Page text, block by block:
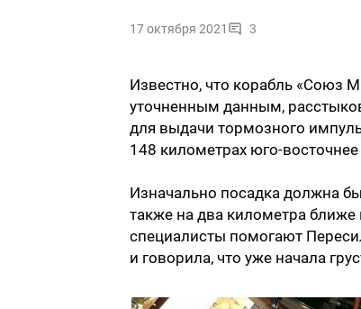
17 октября 2021 3
Известно, что корабль «Союз
уточненным данным,
для выдачи тормозного
148 километрах юго-
Изначально посадка должна
также на два километра ближе
специалисты помогают
и говорила, что уже начала